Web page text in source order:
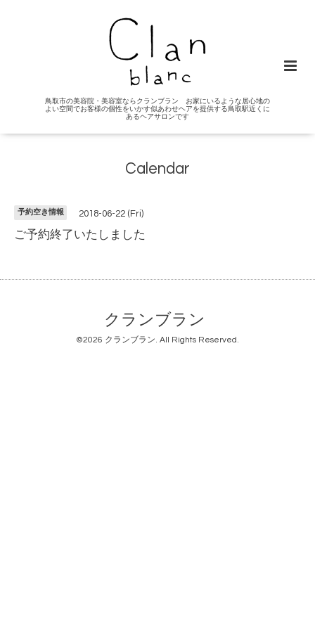
鳥取市の美容院・美容室ならクランブラン お家にいるような居心地の
よい空間でお客様の個性をいかす似あわせヘアを提供する鳥取駅近くに
あるヘアサロンです
Calendar
予約空き情報 2018-06-22 (Fri)
ご予約終了いたしました
クランブラン
©2026 クランブラン. All Rights Reserved.